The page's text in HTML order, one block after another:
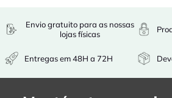
Envio gratuito para as nossas
lojas físicas
Entregas em 48H a 72H